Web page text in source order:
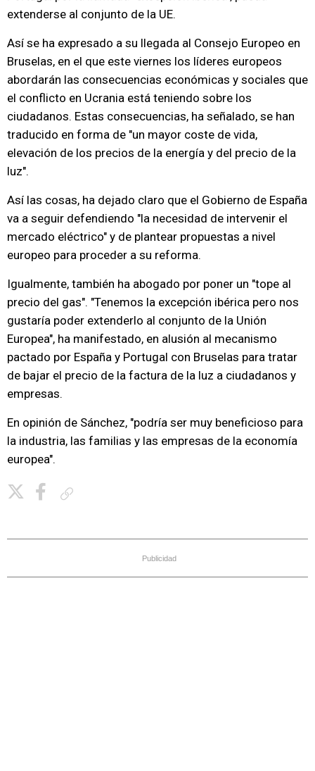
extenderse al conjunto de la UE.
Así se ha expresado a su llegada al Consejo Europeo en
Bruselas, en el que este viernes los líderes europeos
abordarán las consecuencias económicas y sociales que
el conflicto en Ucrania está teniendo sobre los
ciudadanos. Estas consecuencias, ha señalado, se han
traducido en forma de "un mayor coste de vida,
elevación de los precios de la energía y del precio de la
luz".
Así las cosas, ha dejado claro que el Gobierno de España
va a seguir defendiendo "la necesidad de intervenir el
mercado eléctrico" y de plantear propuestas a nivel
europeo para proceder a su reforma.
Igualmente, también ha abogado por poner un "tope al
precio del gas". "Tenemos la excepción ibérica pero nos
gustaría poder extenderlo al conjunto de la Unión
Europea", ha manifestado, en alusión al mecanismo
pactado por España y Portugal con Bruselas para tratar
de bajar el precio de la factura de la luz a ciudadanos y
empresas.
En opinión de Sánchez, "podría ser muy beneficioso para
la industria, las familias y las empresas de la economía
europea".
Publicidad